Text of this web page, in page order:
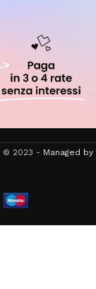
© 2023 - Managed by